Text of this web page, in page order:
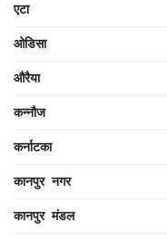
एटा
ओडिसा
औरैया
कन्नौज
कर्नाटका
कानपुर नगर
कानपुर मंडल